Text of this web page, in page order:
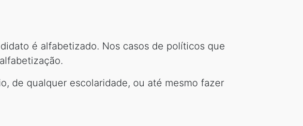
é alfabetizado. Nos casos de políticos que
de qualquer escolaridade, ou até mesmo fazer